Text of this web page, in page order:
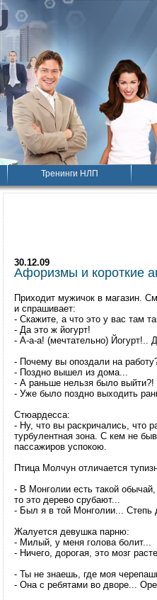
Тренинги НЛП
30.12.09
Афоризмы и короткие
Приходит мужичок в магазин.
и спрашивает:
- Скажите, а что это у вас там
- Да это ж йогурт!
- А-а-а! (мечтательно) Йогурт!..
- Почему вы опоздали на
- Поздно вышел из дома...
- А раньше нельзя было выйти?!
- Уже было поздно выходить
Стюардесса:
- Ну, что вы раскричались, что
турбулентная зона. С кем не
пассажиров успокою.
Птица Молчун отличается
- В Монголии есть такой
то это деpево сpyбают...
- Был я в той Монголии... Степь
Жалуется девушка парню:
- Милый, у меня голова болит...
- Ничего, дорогая, это мозг
- Ты не знаешь, где моя
- Она с ребятами во дворе...